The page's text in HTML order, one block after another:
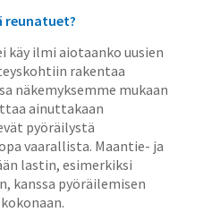
reunatuet?
käy ilmi aiotaanko uusien
rakentaa
näkemyksemme mukaan
ainuttakaan
pyöräilystä
vaarallista. Maantie- ja
lastin, esimerkiksi
kanssa pyöräilemisen